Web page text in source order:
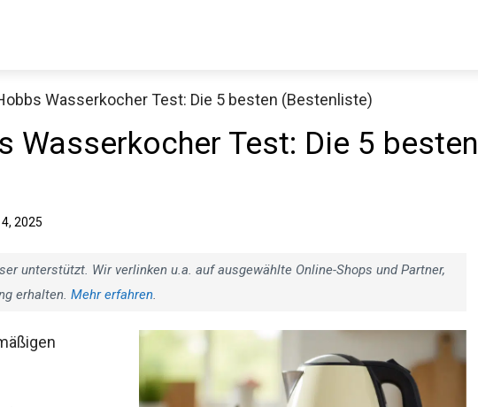
Wasserkocher Test: Die 5 besten (Bestenliste)
Wasserkocher Test: Die 5 besten
2025
unterstützt. Wir verlinken u.a. auf ausgewählte Online-Shops und Partner,
erhalten. Mehr erfahren.